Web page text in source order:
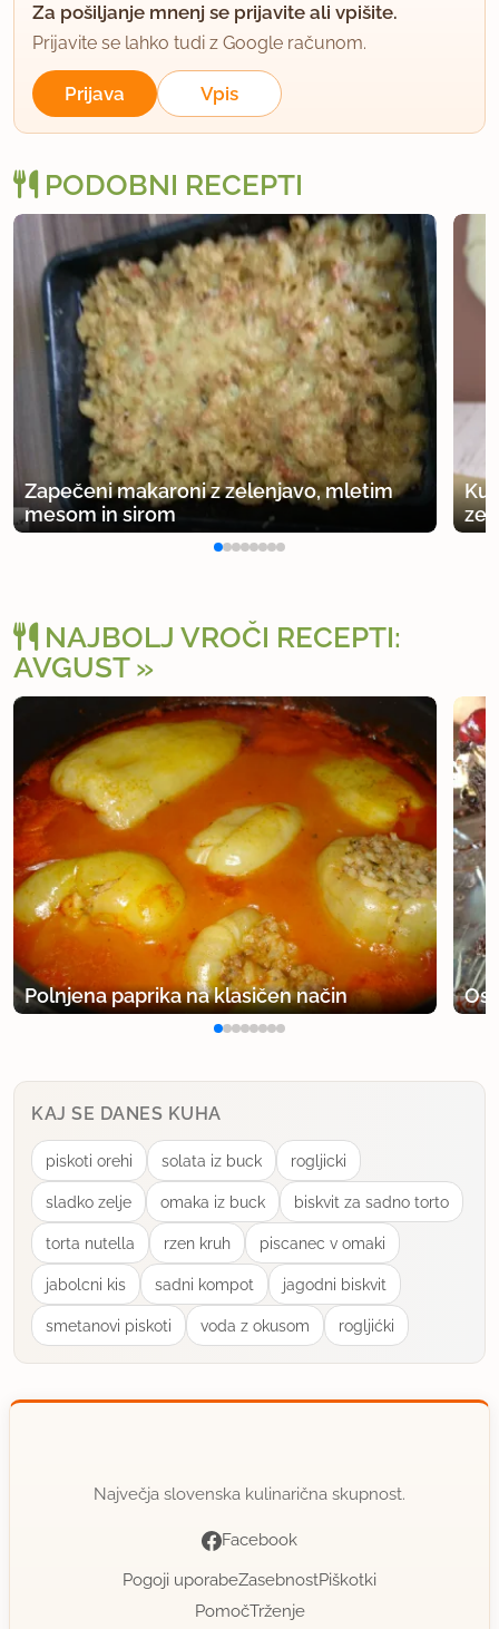
podoben tistemu iz kitajske restavracije.
Upoštevala sem tudi mamamio in nisem nič
dušila. Tako je preprost in dober, da ne vem, zakaj
ga nisem že prej sama pripravila.
uporabno
Za pošiljanje mnenj se prijavite ali vpišite.
Prijavite se lahko tudi z Google računom.
Prijava Vpis
PODOBNI RECEPTI
Zapečeni makaroni z zelenjavo, mletim
mesom in sirom
NAJBOLJ VROČI RECEPTI:
AVGUST
Polnjena paprika na klasičen način
KAJ SE DANES KUHA
piskoti orehi solata iz buck rogljicki
sladko zelje omaka iz buck biskvit za sadno torto
torta nutella rzen kruh piscanec v omaki
jabolcni kis sadni kompot jagodni biskvit
smetanovi piskoti voda z okusom rogljićki
Največja slovenska kulinarična skupnost.
Facebook
Pogoji uporabeZasebnostPiškotki
PomočTrženje